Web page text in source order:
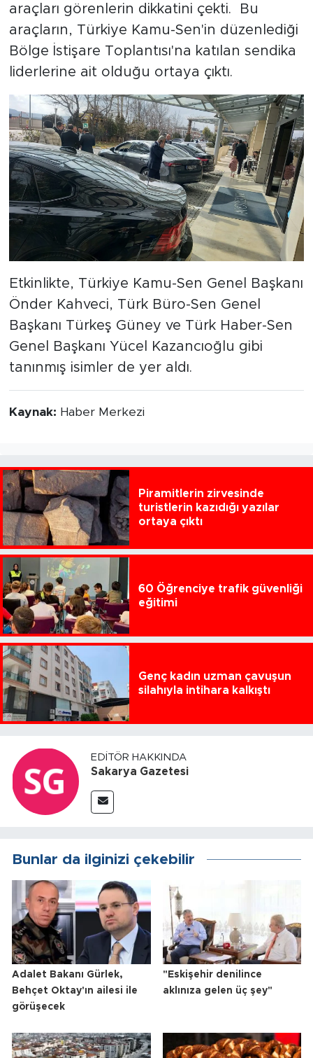
araçları görenlerin dikkatini çekti. Bu
araçların, Türkiye Kamu-Sen'in düzenlediği
Bölge İstişare Toplantısı'na katılan sendika
liderlerine ait olduğu ortaya çıktı.
Etkinlikte, Türkiye Kamu-Sen Genel Başkanı
Önder Kahveci, Türk Büro-Sen Genel
Başkanı Türkeş Güney ve Türk Haber-Sen
Genel Başkanı Yücel Kazancıoğlu gibi
tanınmış isimler de yer aldı.
Kaynak: Haber Merkezi
Piramitlerin zirvesinde
turistlerin kazıdığı yazılar
ortaya çıktı
60 Öğrenciye trafik güvenliği
eğitimi
Genç kadın uzman çavuşun
silahıyla intihara kalkıştı
EDITÖR HAKKINDA
Sakarya Gazetesi
Bunlar da ilginizi çekebilir
Adalet Bakanı Gürlek,
Behçet Oktay'ın ailesi ile
görüşecek
"Eskişehir denilince
aklınıza gelen üç şey"